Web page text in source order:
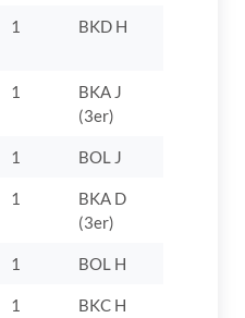
1 BKD H
1
BKA J
(3er)
1 BOL J
1
BKA D
(3er)
1 BOL H
1 BKC H